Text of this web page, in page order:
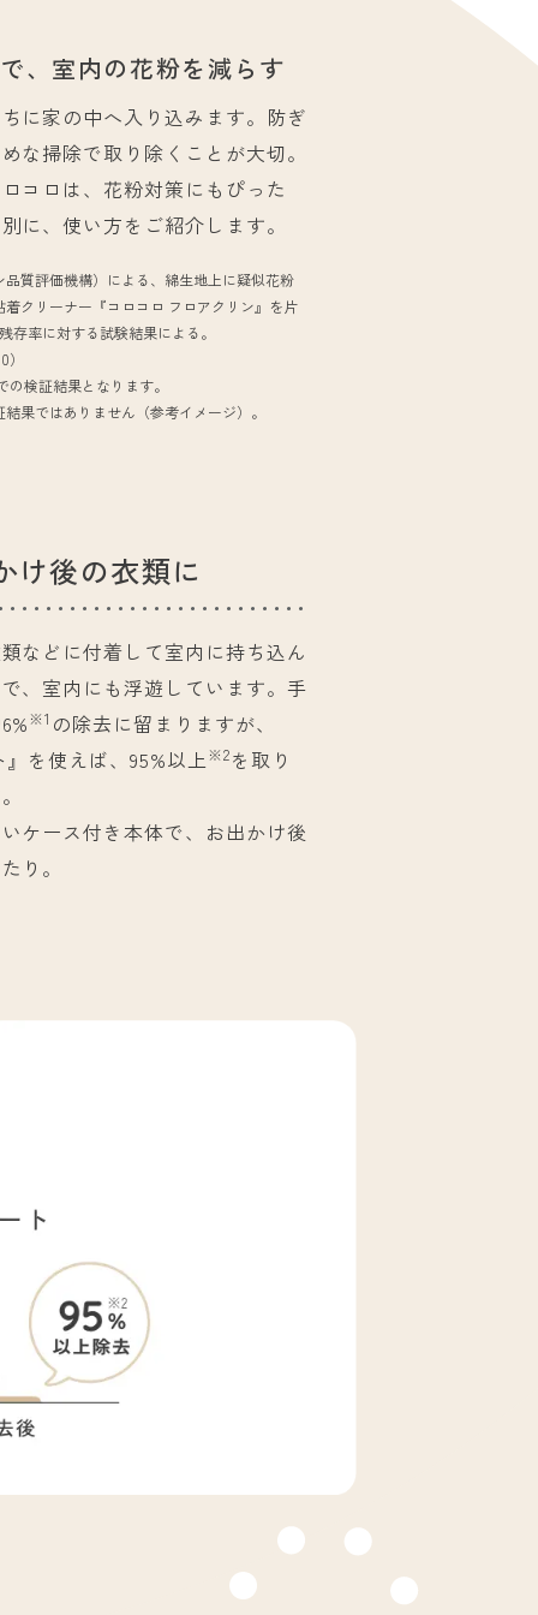
、 室内の花粉を減らす
に家の中へ入り込みます。防ぎ
な掃除で取り除くことが大切。
コロは、花粉対策にもぴった
に、使い方をご紹介します。
質評価機構）による、綿生地上に疑似花粉
クリーナー『コロコロ フロアクリン』を片
存率に対する試験結果による。
検証結果となります。
果ではありません （参考イメージ）。
け後の衣類に
などに付着して室内に持ち込ん
、室内にも浮遊しています。手
※1 の除去に留まりますが、
を使えば、95%以上※2を取り
ケース付き本体で、お出かけ後
り。